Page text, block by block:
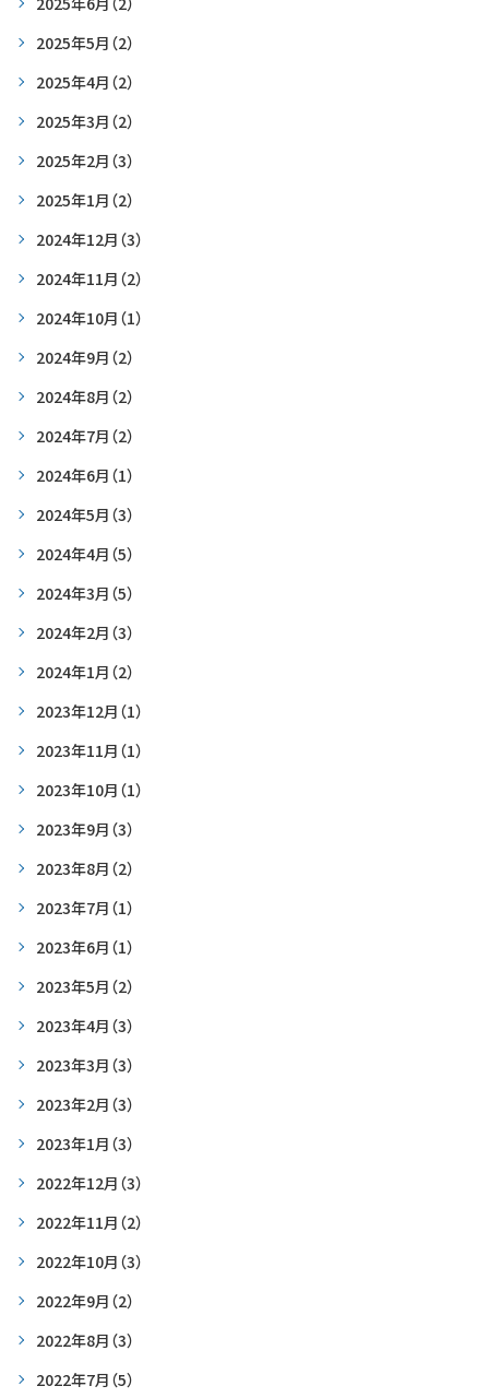
2025年5月 （2）
2025年4月 （2）
2025年3月 （2）
2025年2月 （3）
2025年1月 （2）
2024年12月 （3）
2024年11月 （2）
2024年10月 （1）
2024年9月 （2）
2024年8月 （2）
2024年7月 （2）
2024年6月 （1）
2024年5月 （3）
2024年4月 （5）
2024年3月 （5）
2024年2月 （3）
2024年1月 （2）
2023年12月 （1）
2023年11月 （1）
2023年10月 （1）
2023年9月 （3）
2023年8月 （2）
2023年7月 （1）
2023年6月 （1）
2023年5月 （2）
2023年4月 （3）
2023年3月 （3）
2023年2月 （3）
2023年1月 （3）
2022年12月 （3）
2022年11月 （2）
2022年10月 （3）
2022年9月 （2）
2022年8月 （3）
2022年7月 （5）